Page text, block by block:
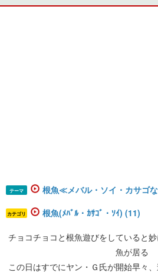
テーマ 根魚≪メバル・ソイ・カサゴ
カテゴリ 根魚(ﾒﾊﾞﾙ・ｶｻｺﾞ・ｿｲ) (11)
チョコチョコと根魚遊びをしていると
魚が居る
この日はすでにヤン・Ｇ氏が開始早々